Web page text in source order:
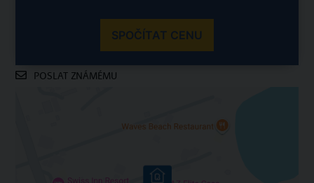
SPOČÍTAT CENU
POSLAT ZNÁMÉMU